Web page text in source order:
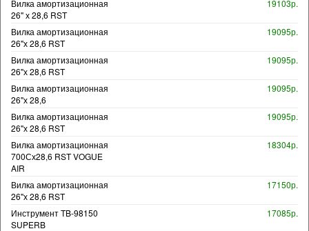
Вилка амортизационная
26" х 28,6 RST
19103р.
Вилка амортизационная
26"х 28,6 RST
19095р.
Вилка амортизационная
26"х 28,6 RST
19095р.
Вилка амортизационная
26"х 28,6
19095р.
Вилка амортизационная
26"х 28,6 RST
19095р.
Вилка амортизационная
700Сх28,6 RST VOGUE
AIR
18304р.
Вилка амортизационная
26"х 28,6 RST
17150р.
Инструмент TB-98150
SUPERB
17085р.